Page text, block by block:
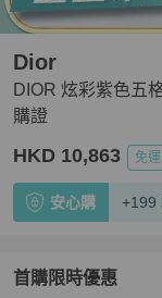
DIOR 炫彩紫色五
購證
Dior
HKD 10,863 免運
安心購 +199
首購限時優惠